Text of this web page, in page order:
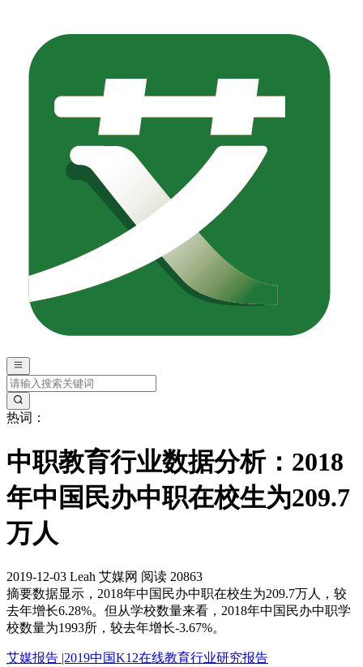
热词：
中职教育行业数据分析：2018
年中国民办中职在校生为209.7
万人
2019-12-03 Leah 艾媒网 阅读 20863
摘要数据显示，2018年中国民办中职在校生为209.7万人，较
去年增长6.28%。但从学校数量来看，2018年中国民办中职学
校数量为1993所，较去年增长-3.67%。
艾媒报告 |2019中国K12在线教育行业研究报告